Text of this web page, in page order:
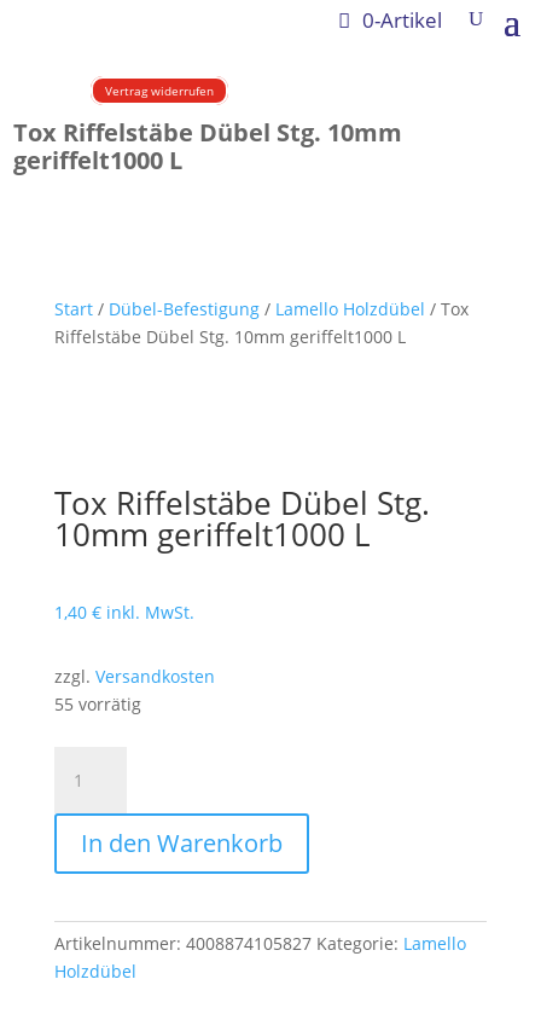
0-Artikel
Vertrag widerrufen
Tox Riffelstäbe Dübel Stg. 10mm
geriffelt1000 L
Start/ Dübel-Befestigung/ Lamello Holzdübel / Tox
Riffelstäbe Dübel Stg. 10mm geriffelt1000 L
Tox Riffelstäbe Dübel Stg.
10mm geriffelt1000 L
1,40 € inkl. MwSt.
zzgl. Versandkosten
55 vorrätig
Riffelstäbe
Dübel
10mm
L
Menge
In den Warenkorb
Artikelnummer: 4008874105827 Kategorie: Lamello
Holzdübel